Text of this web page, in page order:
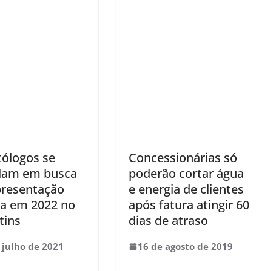
se
em busca
em 2022 no
julho de 2021
Concessionárias só
poderão cortar água
e energia de clientes
após fatura atingir 60
dias de atraso
16 de agosto de 2019